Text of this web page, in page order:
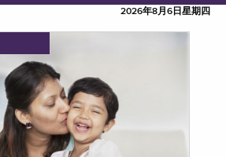
2026年8月6日星期四